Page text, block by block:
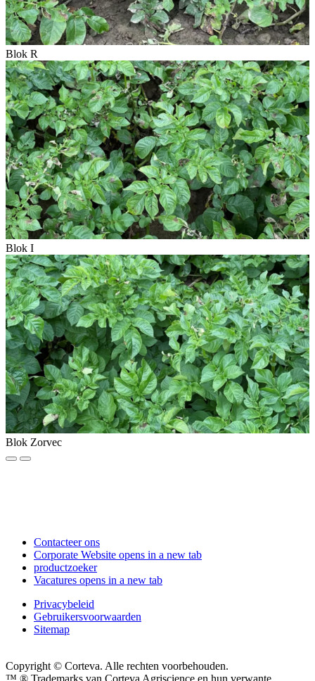
Blok R
Blok I
Blok Zorvec
Contacteer ons
Corporate Website opens in a new tab
productzoeker
Vacatures opens in a new tab
Privacybeleid
Gebruikersvoorwaarden
Sitemap
Copyright © Corteva. Alle rechten voorbehouden.